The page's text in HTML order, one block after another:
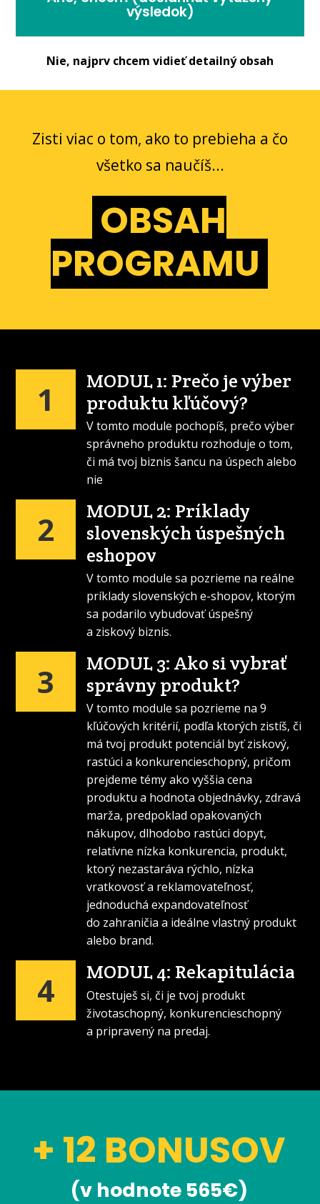
výsledok)
Nie, najprv chcem vidieť detailný obsah
Zisti viac o tom, ako to prebieha a čo
všetko sa naučíš...
OBSAH
PROGRAMU
1
MODUL 1: Prečo je výber
produktu kľúčový?
V tomto module pochopíš, prečo výber
správneho produktu rozhoduje o tom,
či má tvoj biznis šancu na úspech alebo
nie
2
MODUL 2: Príklady
slovenských úspešných
eshopov
V tomto module sa pozrieme na reálne
príklady slovenských e-shopov, ktorým
sa podarilo vybudovať úspešný
a ziskový biznis.
3
MODUL 3: Ako si vybrať
správny produkt?
V tomto module sa pozrieme na 9
kľúčových kritérií, podľa ktorých zistíš, či
má tvoj produkt potenciál byť ziskový,
rastúci a konkurencieschopný, pričom
prejdeme témy ako vyššia cena
produktu a hodnota objednávky, zdravá
marža, predpoklad opakovaných
nákupov, dlhodobo rastúci dopyt,
relatívne nízka konkurencia, produkt,
ktorý nezastaráva rýchlo, nízka
vratkovosť a reklamovateľnosť,
jednoduchá expandovateľnosť
do zahraničia a ideálne vlastný produkt
alebo brand.
4 MODUL 4: Rekapitulácia
Otestuješ si, či je tvoj produkt
životaschopný, konkurencieschopný
a pripravený na predaj.
+ 12 BONUSOV
(v hodnote 565€)